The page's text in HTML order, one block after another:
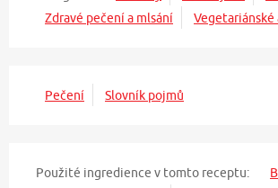
Zdravé pečení a mlsání
Vegetariánské
Pečení Slovník pojmů
Použité ingredience v tomto receptu: